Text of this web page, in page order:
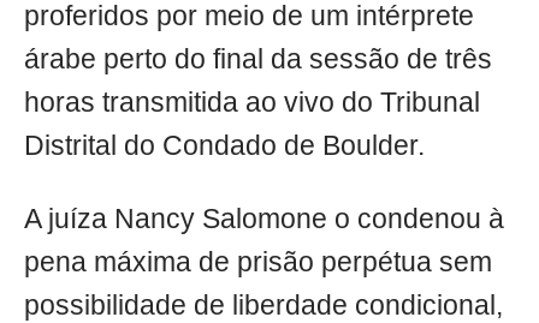
proferidos por meio de um intérprete
árabe perto do final da sessão de três
horas transmitida ao vivo do Tribunal
Distrital do Condado de Boulder.
A juíza Nancy Salomone o condenou à
pena máxima de prisão perpétua sem
possibilidade de liberdade condicional,